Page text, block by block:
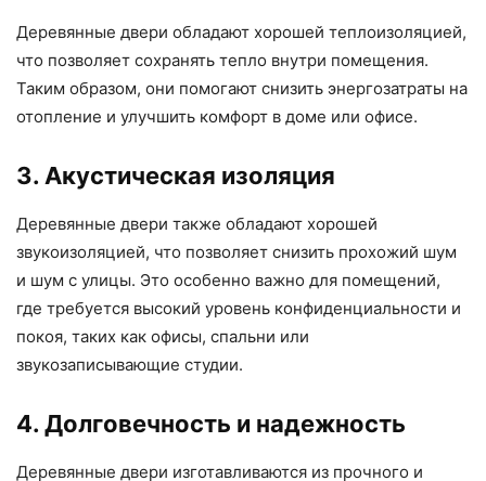
Деревянные двери обладают хорошей теплоизоляцией,
что позволяет сохранять тепло внутри помещения.
Таким образом, они помогают снизить энергозатраты на
отопление и улучшить комфорт в доме или офисе.
3. Акустическая изоляция
Деревянные двери также обладают хорошей
звукоизоляцией, что позволяет снизить прохожий шум
и шум с улицы. Это особенно важно для помещений,
где требуется высокий уровень конфиденциальности и
покоя, таких как офисы, спальни или
звукозаписывающие студии.
4. Долговечность и надежность
Деревянные двери изготавливаются из прочного и